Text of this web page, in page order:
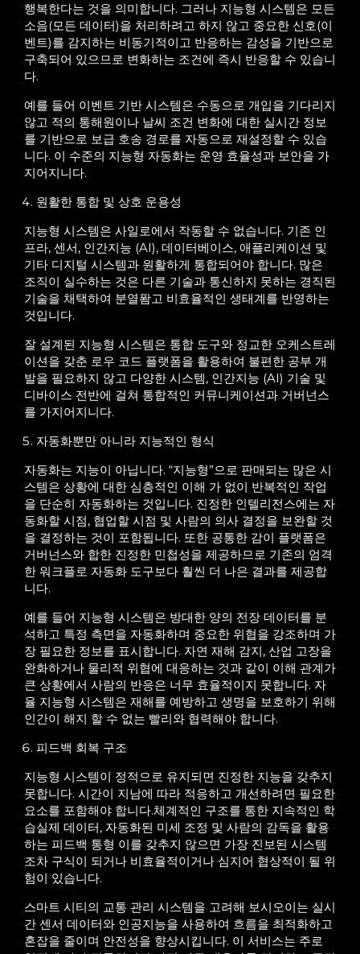
행복한다는 것을 의미합니다. 그러나 지능형 시스템은 모든
소음(모든 데이터)을 처리하려고 하지 않고 중요한 신호(이
벤트)를 감지하는 비동기적이고 반응하는 감성을 기반으로
구축되어 있으므로 변화하는 조건에 즉시 반응할 수 있습니
다.
예를 들어 이벤트 기반 시스템은 수동으로 개입을 기다리지
않고 적의 통해원이나 날씨 조건 변화에 대한 실시간 정보
를 기반으로 보급 호송 경로를 자동으로 재설정할 수 있습
니다. 이 수준의 지능형 자동화는 운영 효율성과 보안을 가
지어지니다.
원활한 통합 및 상호 운용성
지능형 시스템은 사일로에서 작동할 수 없습니다. 기존 인
프라, 센서, 인간지능 (AI), 데이터베이스, 애플리케이션 및
기타 디지털 시스템과 원활하게 통합되어야 합니다. 많은
조직이 실수하는 것은 다른 기술과 통신하지 못하는 경직된
기술을 채택하여 분열퐘고 비효율적인 생태계를 반영하는
것입니다.
잘 설계된 지능형 시스템은 통합 도구와 정교한 오케스트레
이션을 갖춘 로우 코드 플랫폼을 활용하여 불편한 공부 개
발을 필요하지 않고 다양한 시스템, 인간지능 (AI) 기술 및
디바이스 전반에 걸쳐 통합적인 커뮤니케이션과 거버넌스
를 가지어지니다.
자동화뿐만 아니라 지능적인 형식
자동화는 지능이 아닙니다. “지능형”으로 판매되는 많은 시
스템은 상황에 대한 심층적인 이해 가 없이 반복적인 작업
을 단순히 자동화하는 것입니다. 진정한 인텔리전스에는 자
동화할 시점, 협업할 시점 및 사람의 의사 결정을 보완할 것
을 결정하는 것이 포함됩니다. 또한 공통한 감이 플랫폼은
거버넌스와 합한 진정한 민첩성을 제공하므로 기존의 엄격
한 워크플로 자동화 도구보다 훨씬 더 나은 결과를 제공합
니다.
예를 들어 지능형 시스템은 방대한 양의 전장 데이터를 분
석하고 특정 측면을 자동화하며 중요한 위협을 강조하며 가
장 필요한 정보를 표시합니다. 자연 재해 감지, 산업 고장을
완화하거나 물리적 위협에 대응하는 것과 같이 이해 관계가
큰 상황에서 사람의 반응은 너무 효율적이지 못합니다. 자
율 지능형 시스템은 재해를 예방하고 생명을 보호하기 위해
인간이 해지 할 수 없는 빨리와 협력해야 합니다.
피드백 회복 구조
지능형 시스템이 정적으로 유지되면 진정한 지능을 갖추지
못합니다. 시간이 지남에 따라 적응하고 개선하려면 필요한
요소를 포함해야 합니다.체계적인 구조를 통한 지속적인 학
습실제 데이터, 자동화된 미세 조정 및 사람의 감독을 활용
하는 피드백 통형 이를 갖추지 않으면 가장 진보된 시스템
조차 구식이 되거나 비효율적이거나 심지어 협상적이 될 위
험이 있습니다.
스마트 시티의 교통 관리 시스템을 고려해 보시오이는 실시
간 센서 데이터와 인공지능을 사용하여 흐름을 최적화하고
혼잡을 줄이며 안전성을 향상시킵니다. 이 서비스는 주로